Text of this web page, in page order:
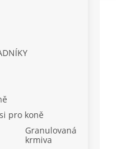
pro koně
Granulovaná
krmiva